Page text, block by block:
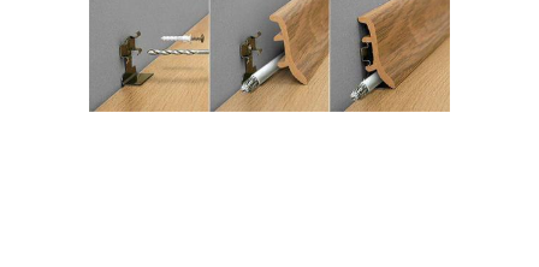
Плинтусы из металла
Современные